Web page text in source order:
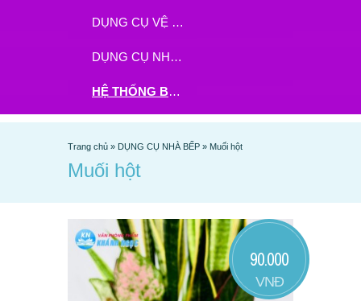
DỤNG CỤ VỆ SINH
DỤNG CỤ NHÀ BẾP
HỆ THỐNG BHX - TGDĐ ĐẶT HÀNG TẠI ĐÂY
Trang chủ » DỤNG CỤ NHÀ BẾP » Muối hột
Muối hột
90.000
VNĐ